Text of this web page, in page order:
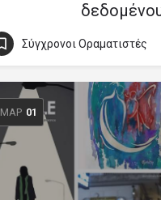
Σύγχρονοι Οραματιστές
ΜΑΡ 01